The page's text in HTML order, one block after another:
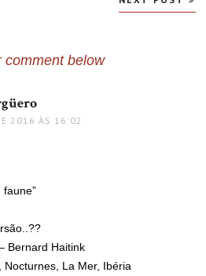
comment below
2016 ÀS 16:02
faune”
Bernard Haitink
La Mer, Ibéria